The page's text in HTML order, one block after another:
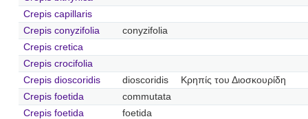
Crepis capillaris
Crepis conyzifolia
conyzifolia
Crepis cretica
Crepis crocifolia
Crepis dioscoridis
dioscoridis
Κρηπίς του Διοσκουρίδη
Crepis foetida
commutata
Crepis foetida
foetida